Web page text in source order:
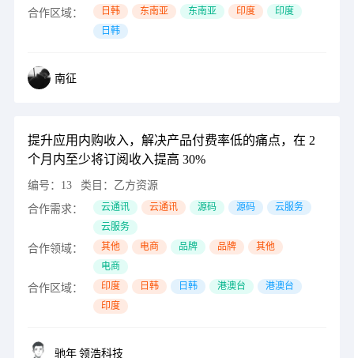
合作区域： 日韩 东南亚 东南亚 印度
印度
日韩
南征
提升应用内购收入，解决产品付费率低的痛点，在 2
个月内至少将订阅收入提高 30%
编号： 13 类目： 乙方资源
合作需求：
云通讯 云通讯 源码 源码
云服务
云服务
合作领域： 其他 电商 品牌 品牌
其他
电商
合作区域： 印度 日韩 日韩 港澳台
港澳台
印度
驰年 领浩科技